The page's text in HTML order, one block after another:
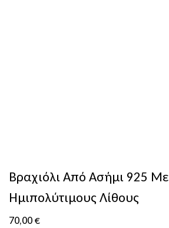
Βραχιόλι Από Ασήμι 925 Με
Ημιπολύτιμους Λίθους
70,00€